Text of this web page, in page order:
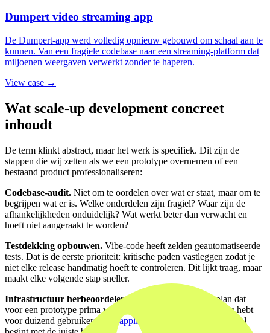
Dumpert video streaming app
De Dumpert-app werd volledig opnieuw gebouwd om schaal aan te
kunnen. Van een fragiele codebase naar een streaming-platform dat
miljoenen weergaven verwerkt zonder te haperen.
View case →
Wat scale-up development concreet
inhoudt
De term klinkt abstract, maar het werk is specifiek. Dit zijn de
stappen die wij zetten als we een prototype overnemen of een
bestaand product professionaliseren:
Codebase-audit. Niet om te oordelen over wat er staat, maar om te
begrijpen wat er is. Welke onderdelen zijn fragiel? Waar zijn de
afhankelijkheden onduidelijk? Wat werkt beter dan verwacht en
hoeft niet aangeraakt te worden?
Testdekking opbouwen. Vibe-code heeft zelden geautomatiseerde
tests. Dat is de eerste prioriteit: kritische paden vastleggen zodat je
niet elke release handmatig hoeft te controleren. Dit lijkt traag, maar
maakt elke volgende stap sneller.
Infrastructuur herbeoordelen. Het serverloze hostingplan dat
voor een prototype prima was, is misschien niet wat je nodig hebt
voor duizend gebruikers.
Webapplicatie-ontwikkeling
op schaal